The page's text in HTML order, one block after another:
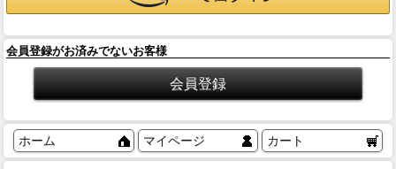
会員登録がお済みでないお客様
ホーム マイページ カート